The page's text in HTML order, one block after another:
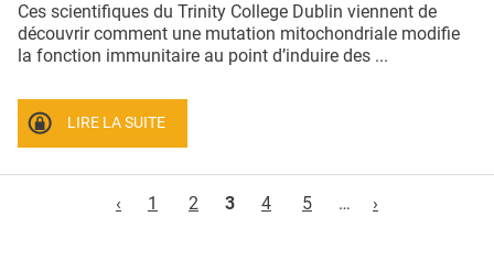
Ces scientifiques du Trinity College Dublin viennent de
découvrir comment une mutation mitochondriale modifie
la fonction immunitaire au point d’induire des ...
LIRE LA SUITE
‹
1 2 3 4 5 … ›